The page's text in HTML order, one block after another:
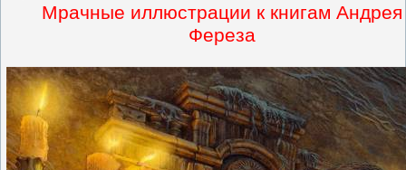
Мрачные иллюстрации к книгам Андрея
Фереза